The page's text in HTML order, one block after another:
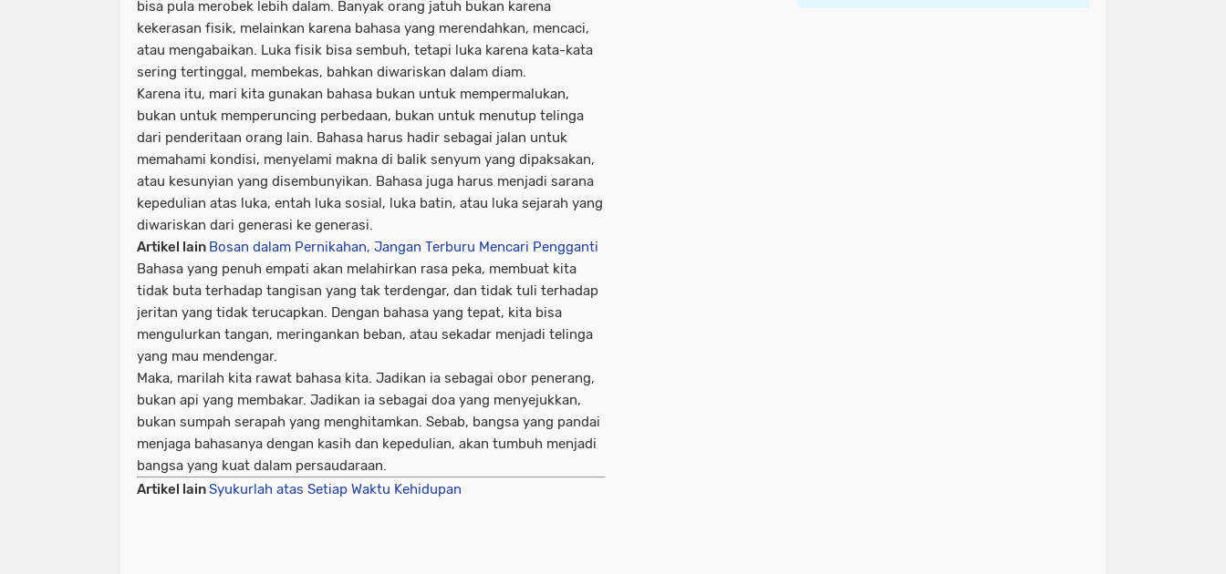
bisa pula merobek lebih dalam. Banyak orang jatuh bukan karena
kekerasan fisik, melainkan karena bahasa yang merendahkan, mencaci,
atau mengabaikan. Luka fisik bisa sembuh, tetapi luka karena kata-kata
sering tertinggal, membekas, bahkan diwariskan dalam diam.
Karena itu, mari kita gunakan bahasa bukan untuk mempermalukan,
bukan untuk memperuncing perbedaan, bukan untuk menutup telinga
dari penderitaan orang lain. Bahasa harus hadir sebagai jalan untuk
memahami kondisi, menyelami makna di balik senyum yang dipaksakan,
atau kesunyian yang disembunyikan. Bahasa juga harus menjadi sarana
kepedulian atas luka, entah luka sosial, luka batin, atau luka sejarah yang
diwariskan dari generasi ke generasi.
Artikel lain Bosan dalam Pernikahan, Jangan Terburu Mencari Pengganti
Bahasa yang penuh empati akan melahirkan rasa peka, membuat kita
tidak buta terhadap tangisan yang tak terdengar, dan tidak tuli terhadap
jeritan yang tidak terucapkan. Dengan bahasa yang tepat, kita bisa
mengulurkan tangan, meringankan beban, atau sekadar menjadi telinga
yang mau mendengar.
Maka, marilah kita rawat bahasa kita. Jadikan ia sebagai obor penerang,
bukan api yang membakar. Jadikan ia sebagai doa yang menyejukkan,
bukan sumpah serapah yang menghitamkan. Sebab, bangsa yang pandai
menjaga bahasanya dengan kasih dan kepedulian, akan tumbuh menjadi
bangsa yang kuat dalam persaudaraan.
Artikel lainSyukurlah atas Setiap Waktu Kehidupan